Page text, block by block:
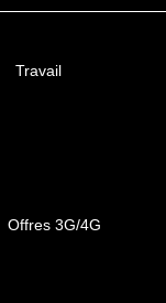
Travail
Offres 3G/4G